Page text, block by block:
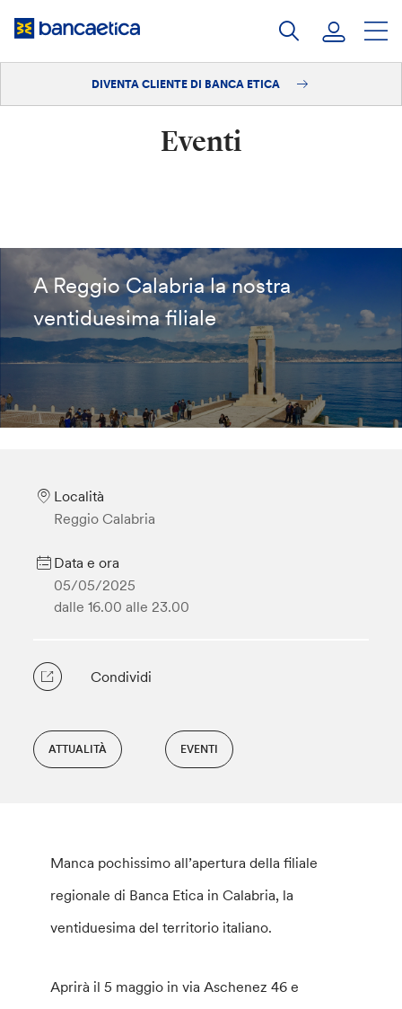
DIVENTA CLIENTE DI BANCA ETICA
Eventi
A Reggio Calabria la nostra
ventiduesima filiale
Località
Reggio Calabria
Data e ora
05/05/2025
dalle 16.00 alle 23.00
Condividi
ATTUALITÀ EVENTI
Manca pochissimo all’apertura della filiale
regionale di Banca Etica in Calabria, la
ventiduesima del territorio italiano.
Aprirà il 5 maggio in via Aschenez 46 e